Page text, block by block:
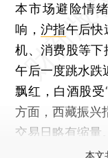
本市场避险情
响，沪指午后快
机、消费股等下
午后一度跳水跌
飘红，白酒股受
方面，西藏振兴
交易日略有缩量。
本文